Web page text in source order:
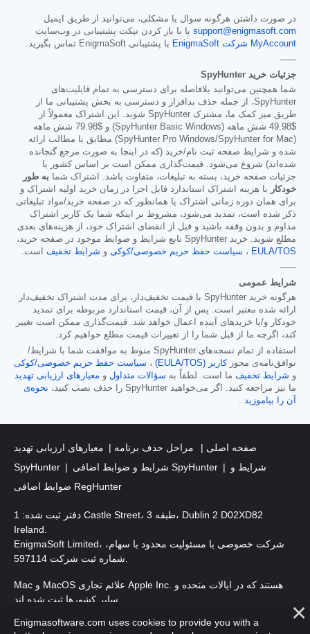
در صورت داشتن هرگونه سوال یا مشکلی، می‌توانید از طریق ایمیل
support@enigmasoft.com یا با باز کردن تیکت پشتیبانی در وب‌سایت
MyAccount شرکت EnigmaSoft
با پشتیبانی EnigmaSoft تماس بگیرید.
------
جزئیات خرید SpyHunter
شما همچنین می‌توانید بلافاصله برای دسترسی به تمام قابلیت‌های
SpyHunter، از جمله حذف بدافزار و دسترسی به بخش پشتیبانی ما از
طریق میز کمک ما، مشترک SpyHunter شوید. این اشتراک معمولاً از
$49.98
شش ماهه (SpyHunter Basic Windows) و $79.98
شش ماهه
(SpyHunter Pro Windows/SpyHunter for Mac) مطابق با مطالب ارائه
شده و شرایط صفحه ثبت نام/خرید (که در اینجا به صورت مرجع گنجانده
شده‌اند) شروع می‌شود. قیمت‌گذاری ممکن است بر اساس کشور یا
جزئیات صفحه خرید، بسته به تبلیغات، متفاوت باشد. اشتراک شما به طور
خودکار
با هزینه اشتراک استاندارد قابل اجرا در زمان خرید اولیه اشتراک و
برای همان دوره زمانی اشتراک یا همانطور که در صفحه خرید/مواد تبلیغاتی
ذکر شده است، تمدید می‌شود، مشروط بر اینکه شما یک کاربر اشتراک
مداوم و بدون وقفه باشید و قبل از انقضای اشتراک خود، از هزینه‌های بعدی
مطلع شوید. خرید SpyHunter تابع شرایط و ضوابط موجود در صفحه خرید،
EULA/TOS ، سیاست حفظ حریم خصوصی/کوکی و شرایط تخفیف است.
------
شرایط عمومی
هرگونه خرید SpyHunter با قیمت تخفیف‌دار، برای مدت اشتراک تخفیف‌دار
ارائه شده معتبر است. پس از آن، قیمت استاندارد مربوطه برای تمدید
خودکار و/یا خریدهای آینده اعمال خواهد شد. قیمت‌گذاری ممکن است تغییر
کند، اگرچه ما از قبل شما را از تغییرات قیمت مطلع خواهیم کرد.
استفاده از تمام نسخه‌های SpyHunter منوط به موافقت شما با شرایط/
توافق‌نامه‌ی مجوز کاربر (EULA/TOS) ، سیاست حفظ حریم خصوصی/کوکی
و شرایط تخفیف ما است. لطفاً به سؤالات متداول و معیارهای ارزیابی تهدید
ما نیز مراجعه کنید. اگر می‌خواهید SpyHunter را حذف نصب کنید،
نحوه‌ی
آن را بیاموزید .
صفحه اصلی مراحل حذف برنامه
معیارهای ارزیابی تهدید
SpyHunter
شرایط و ضوابط اضافی SpyHunter
شرایط و
ضوابط اضافی RegHunter
دفتر ثبت شده: 1 Castle Street، طبقه 3، Dublin 2 D02XD82
Ireland.
EnigmaSoft Limited، شرکت خصوصی با مسئولیت محدود با سهام،
Mac و MacOS علائم تجاری Apple Inc. هستند که در ایالات متحده و
Enigmasoftware.com uses cookies to provide you with a